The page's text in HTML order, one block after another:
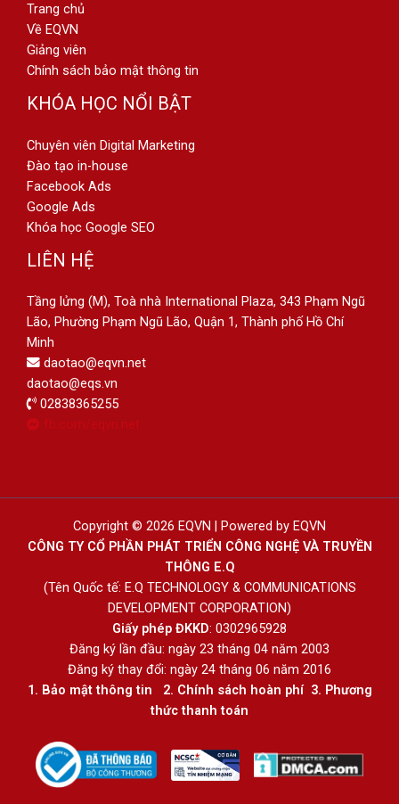
Trang chủ
Về EQVN
Giảng viên
Chính sách bảo mật thông tin
KHÓA HỌC NỔI BẬT
Chuyên viên Digital Marketing
Đào tạo in-house
Facebook Ads
Google Ads
Khóa học Google SEO
LIÊN HỆ
Tầng lửng (M), Toà nhà International Plaza, 343 Phạm Ngũ
Lão, Phường Phạm Ngũ Lão, Quận 1, Thành phố Hồ Chí
Minh
daotao@eqvn.net
daotao@eqs.vn
02838365255
fb.com/eqvn.net
Copyright © 2026 EQVN | Powered by EQVN
CÔNG TY CỔ PHẦN PHÁT TRIỂN CÔNG NGHỆ VÀ TRUYỀN
THÔNG E.Q
(Tên Quốc tế: E.Q TECHNOLOGY & COMMUNICATIONS
DEVELOPMENT CORPORATION)
Giấy phép ĐKKD: 0302965928
Đăng ký lần đầu: ngày 23 tháng 04 năm 2003
Đăng ký thay đổi: ngày 24 tháng 06 năm 2016
1. Bảo mật thông tin 2. Chính sách hoàn phí3. Phương
thức thanh toán